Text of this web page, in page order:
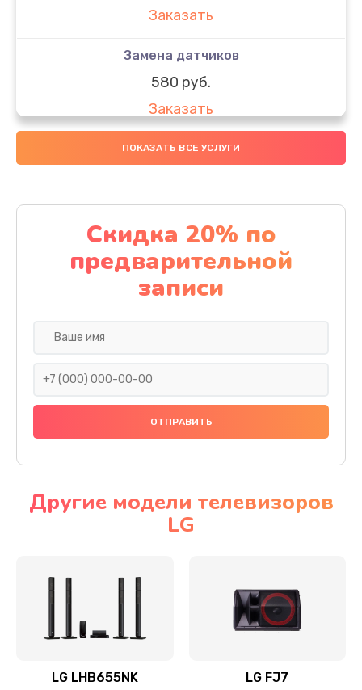
Заказать
Замена датчиков
580 руб.
Заказать
Комплексная чистка
Заказать
Замена дисплея (экрана)
2000 руб.
Заказать
Ремонт платы электроники
Прошивка
Ремонт механики привода
Ремонт / замена кнопок, клавиш, индикаторов,
ПОКАЗАТЬ ВСЕ УСЛУГИ
Скидка 20% по
предварительной
записи
Другие модели телевизоров
LG
LG LHB655NK LG FJ7